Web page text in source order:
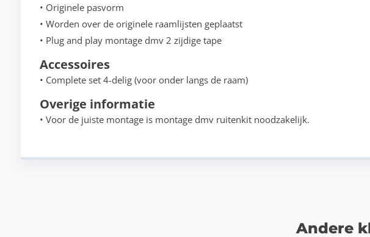
• Originele pasvorm
• Worden over de originele raamlijsten geplaatst
• Plug and play montage dmv 2 zijdige tape
Accessoires
• Complete set 4-delig (voor onder langs de raam)
Overige informatie
• Voor de juiste montage is montage dmv ruitenkit noodzakelijk.
Andere